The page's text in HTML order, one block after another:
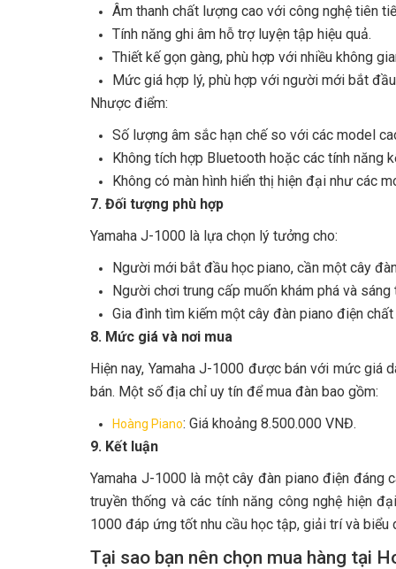
Âm thanh chất lượng cao với công nghệ tiên
Tính năng ghi âm hỗ trợ luyện tập hiệu quả.
Thiết kế gọn gàng, phù hợp với nhiều không
Mức giá hợp lý, phù hợp với người mới bắt
Nhược điểm:
Số lượng âm sắc hạn chế so với các model
Không tích hợp Bluetooth hoặc các tính năng
Không có màn hình hiển thị hiện đại như các
7. Đối tượng phù hợp
Yamaha J-1000 là lựa chọn lý tưởng cho:
Người mới bắt đầu học piano, cần một cây
Người chơi trung cấp muốn khám phá và
Gia đình tìm kiếm một cây đàn piano điện
8. Mức giá và nơi mua
Hiện nay, Yamaha J-1000 được bán với mức
bán. Một số địa chỉ uy tín để mua đàn bao gồm:
Hoàng Piano: Giá khoảng 8.500.000 VNĐ.
9. Kết luận
Yamaha J-1000 là một cây đàn piano điện
truyền thống và các tính năng công nghệ hiện
1000 đáp ứng tốt nhu cầu học tập, giải trí và biểu
Tại sao bạn nên chọn mua hàng tại